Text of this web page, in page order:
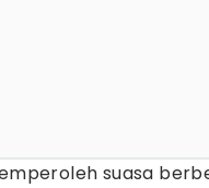
suasa